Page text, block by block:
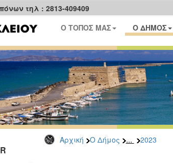
τηλ : 2813-409409
Ο ΤΟΠΟΣ ΜΑΣ Ο ΔΗΜΟΣ
Αρχική Ο Δήμος ... 2023